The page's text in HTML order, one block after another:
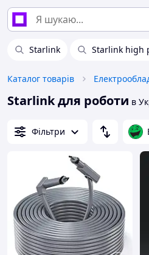
Starlink Starlink high
Каталог товарів
Starlink для роботи в
Фільтри